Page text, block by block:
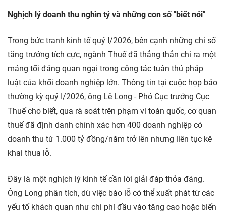
Nghịch lý doanh thu nghìn tỷ và những con số "biết nói"
Trong bức tranh kinh tế quý I/2026, bên cạnh những chỉ số
tăng trưởng tích cực, ngành Thuế đã thẳng thắn chỉ ra một
mảng tối đáng quan ngại trong công tác tuân thủ pháp
luật của khối doanh nghiệp lớn. Thông tin tại cuộc họp báo
thường kỳ quý I/2026, ông Lê Long - Phó Cục trưởng Cục
Thuế cho biết, qua rà soát trên phạm vi toàn quốc, cơ quan
thuế đã định danh chính xác hơn 400 doanh nghiệp có
doanh thu từ 1.000 tỷ đồng/năm trở lên nhưng liên tục kê
khai thua lỗ.
Đây là một nghịch lý kinh tế cần lời giải đáp thỏa đáng.
Ông Long phân tích, dù việc báo lỗ có thể xuất phát từ các
yếu tố khách quan như chi phí đầu vào tăng cao hoặc biến